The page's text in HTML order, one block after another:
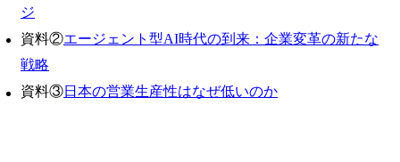
ジ
資料②エージェント型AI時代の到来：企業変革の新たな
戦略
資料③日本の営業生産性はなぜ低いのか